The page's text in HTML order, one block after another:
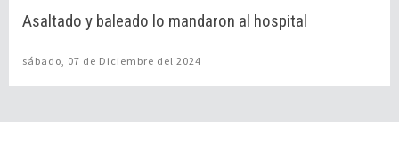
Asaltado y baleado lo mandaron al hospital
sábado, 07 de Diciembre del 2024